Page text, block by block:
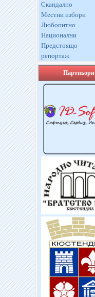
Скандално
Местни избори
Любопитно
Национални
Предстоящо
репортаж
Партньори